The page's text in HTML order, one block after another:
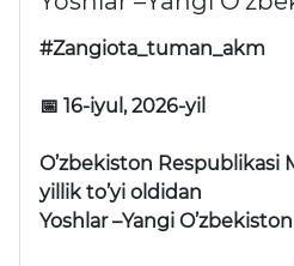
#Zangiota_tuman_akm
📅 16-iyul, 2026-yil
O’zbekiston Respublikasi
yillik to’yi oldidan
Yoshlar –Yangi